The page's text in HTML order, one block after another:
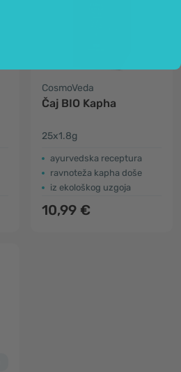
CosmoVeda
Čaj BIO Kapha
25x1.8g
ayurvedska receptura
ravnoteža kapha doše
iz ekološkog uzgoja
10,99 €